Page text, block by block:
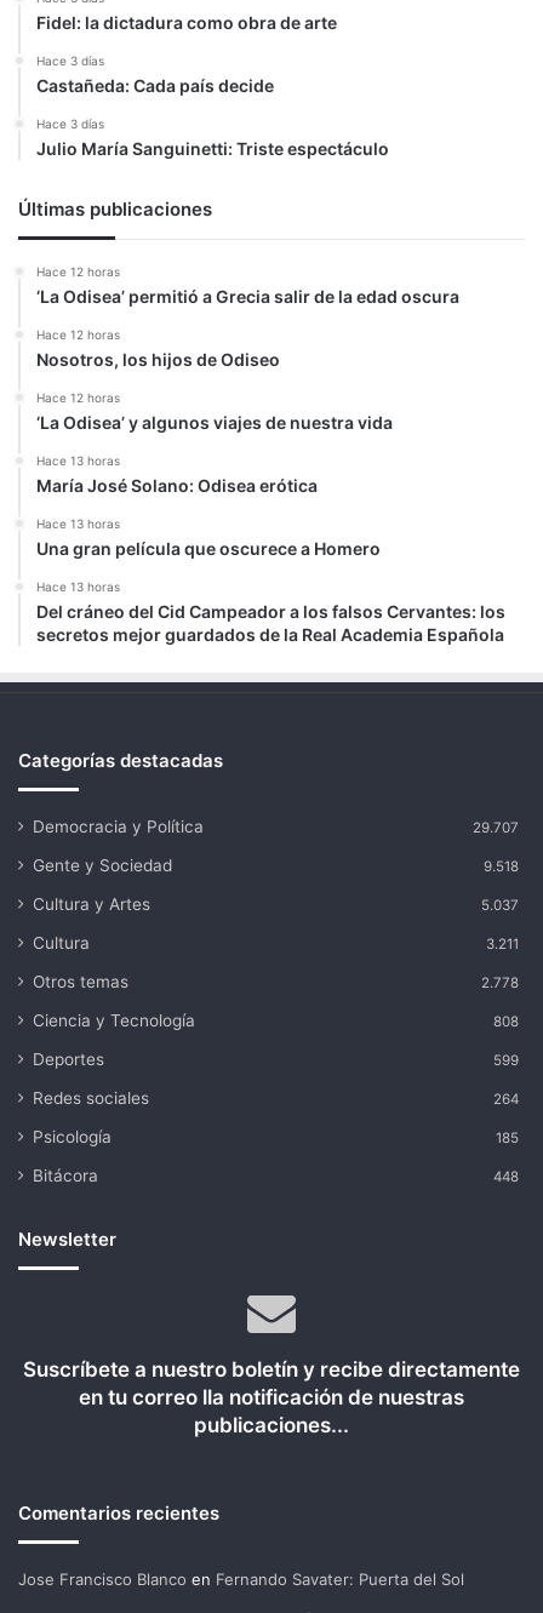
Fidel: la dictadura como obra de arte
Hace 3 días
Castañeda: Cada país decide
Hace 3 días
Julio María Sanguinetti: Triste espectáculo
Últimas publicaciones
Hace 12 horas
‘La Odisea’ permitió a Grecia salir de la edad oscura
Hace 12 horas
Nosotros, los hijos de Odiseo
Hace 12 horas
‘La Odisea’ y algunos viajes de nuestra vida
Hace 13 horas
María José Solano: Odisea erótica
Hace 13 horas
Una gran película que oscurece a Homero
Hace 13 horas
Del cráneo del Cid Campeador a los falsos Cervantes: los
secretos mejor guardados de la Real Academia Española
Categorías destacadas
Democracia y Política 29.707
Gente y Sociedad 9.518
Cultura y Artes 5.037
Cultura 3.211
Otros temas 2.778
Ciencia y Tecnología 808
Deportes 599
Redes sociales 264
Psicología 185
Bitácora 448
Newsletter
Suscríbete a nuestro boletín y recibe directamente
en tu correo lla notificación de nuestras
publicaciones...
Comentarios recientes
Jose Francisco Blanco en Fernando Savater: Puerta del Sol